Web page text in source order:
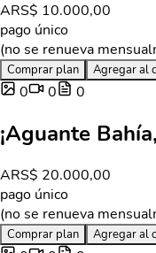
ARS$ 10.000,00
pago único
(no se renueva
Comprar plan Agregar al
0 0 0
¡Aguante
ARS$ 20.000,00
pago único
(no se renueva
Comprar plan Agregar al